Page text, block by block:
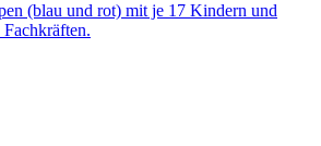
(blau und rot) mit je 17 Kindern und